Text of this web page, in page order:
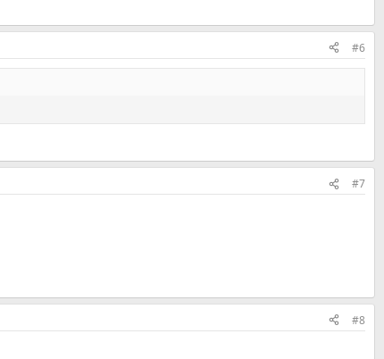
#6
#7
#8